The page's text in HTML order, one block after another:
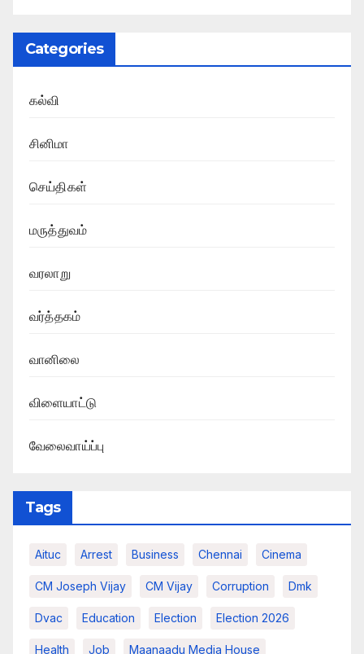
Categories
கல்வி
சினிமா
செய்திகள்
மருத்துவம்
வரலாறு
வர்த்தகம்
வானிலை
விளையாட்டு
வேலைவாய்ப்பு
Tags
Aituc Arrest Business Chennai Cinema
CM Joseph Vijay CM Vijay Corruption Dmk
Dvac Education Election Election 2026
Health Job Maanaadu Media House